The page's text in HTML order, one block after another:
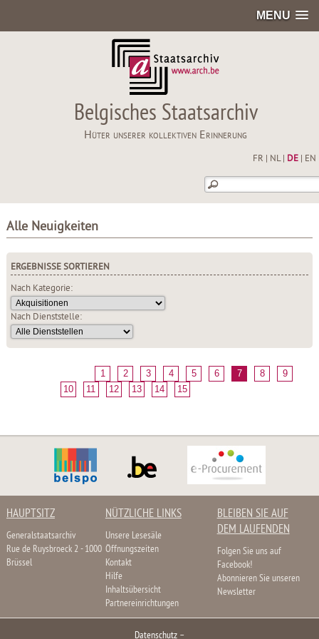
MENU
Belgisches Staatsarchiv
Hüter unserer kollektiven Erinnerung
FR NL| DE| EN
Alle Neuigkeiten
ERGEBNISSE SORTIEREN
Nach Kategorie:
Nach Dienststelle:
1 2 3 4 5 6 7 8
9
10
11 12 13 14 15
HAUPTSITZ
Generalstaatsarchiv
Rue de Ruysbroeck 2 - 1000
Brüssel
NÜTZLICHE LINKS
Unsere Lesesäle
Öffnungszeiten
Kontakt
Hilfe
Inhaltsübersicht
Partnereinrichtungen
BLEIBEN SIE AUF
DEM LAUFENDEN
Folgen Sie uns auf
Facebook!
Abonnieren Sie unseren
Newsletter
Datenschutz –